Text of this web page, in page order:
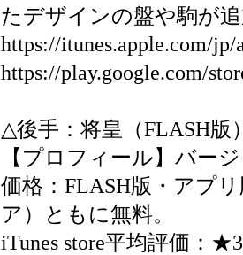
たデザインの盤や駒が
https://itunes.apple.com/
https://play.google.com/
△後手：将皇（FLASH版
【プロフィール】バー
価格：FLASH版・アプリ
ア）ともに無料。
iTunes store平均評価：